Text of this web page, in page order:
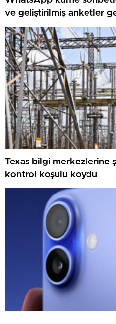
ve geliştirilmiş anketler
Texas bilgi merkezlerine
kontrol koşulu koydu